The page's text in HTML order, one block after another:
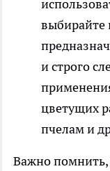
выбирайте
и строго
цветущих
пчелам и
Важно помнить,